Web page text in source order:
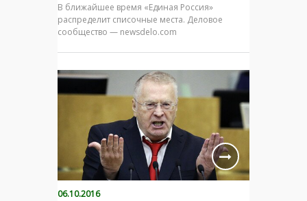
В ближайшее время «Единая Россия»
распределит списочные места. Деловое
сообщество — newsdelo.com
06.10.2016